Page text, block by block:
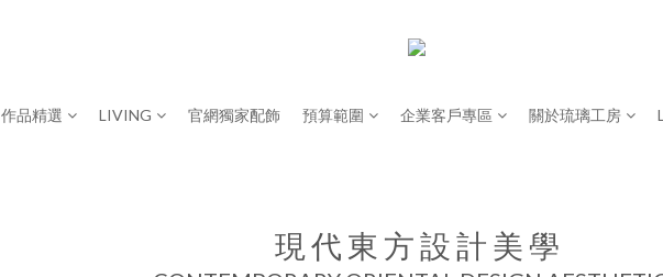
作品精選 LIVING 官網獨家配飾 預算範圍 企業客戶專區 關於琉璃工房
現 代 東 方 設 計 美 學